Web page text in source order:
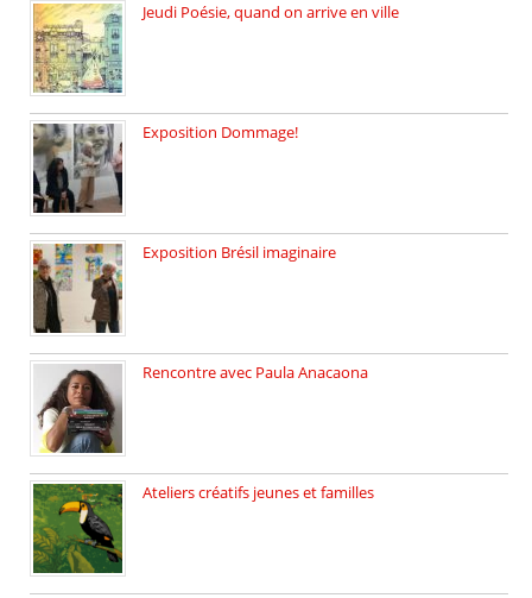
Jeudi Poésie, quand on arrive en ville
Exposition Dommage!
Exposition Brésil imaginaire
Rencontre avec Paula Anacaona
Ateliers créatifs jeunes et familles